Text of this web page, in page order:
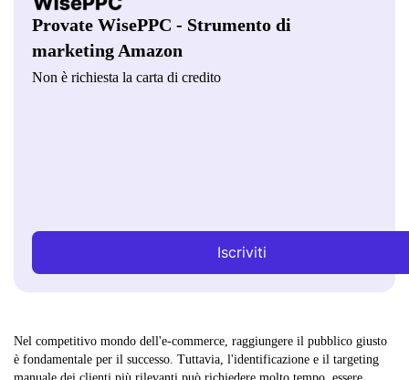
Provate WisePPC - Strumento di
marketing Amazon
Non è richiesta la carta di credito
Iscriviti
Nel competitivo mondo dell'e-commerce, raggiungere il pubblico giusto
è fondamentale per il successo. Tuttavia, l'identificazione e il targeting